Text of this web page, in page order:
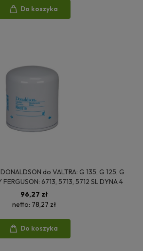
Do koszyka
do VALTRA: G 135, G 125, G
FERGUSON: 6713, 5713, 5712 SL DYNA 4
96,27 zł
netto: 78,27 zł
Do koszyka